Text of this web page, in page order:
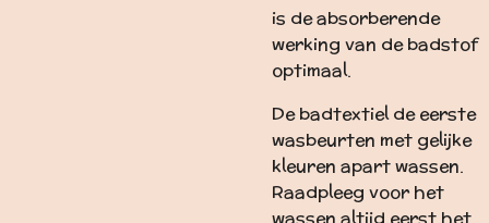
is de absorberende
werking van de badstof
optimaal.
De badtextiel de eerste
wasbeurten met gelijke
kleuren apart wassen.
Raadpleeg voor het